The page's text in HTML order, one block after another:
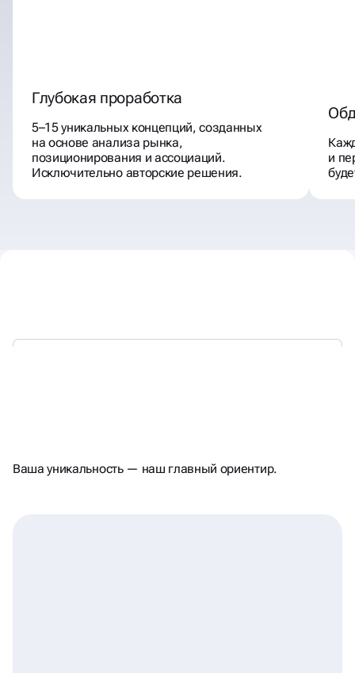
Глубокая проработка
5–15 уникальных концепций, созданных
на основе анализа рынка,
позиционирования и ассоциаций.
Исключительно авторские решения.
и
И ПОМНЯТ
Ваша уникальность — наш главный ориентир.